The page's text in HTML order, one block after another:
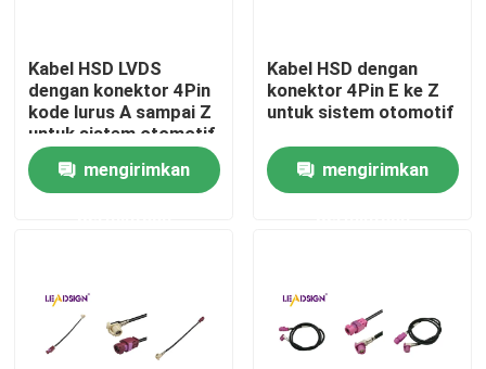
Kontrol kualitas
Hubungi kami
Konektor FAKRA HSD
Konektor PCB FAKRA
Kabel HSD LVDS
dengan konektor 4Pin
kode lurus A sampai Z
untuk sistem otomotif
mengirimkan
Kabel HSD dengan
konektor 4Pin E ke Z
untuk sistem otomotif
mengirimkan